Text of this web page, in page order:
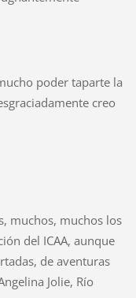
poder taparte la
creo
muchos, muchos los
del ICAA, aunque
de aventuras
Jolie, Río